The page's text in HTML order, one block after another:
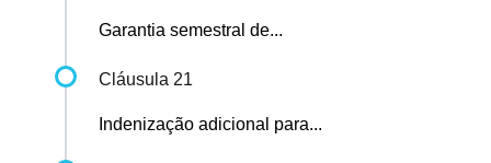
Garantia semestral de...
Cláusula 21
Indenização adicional para...